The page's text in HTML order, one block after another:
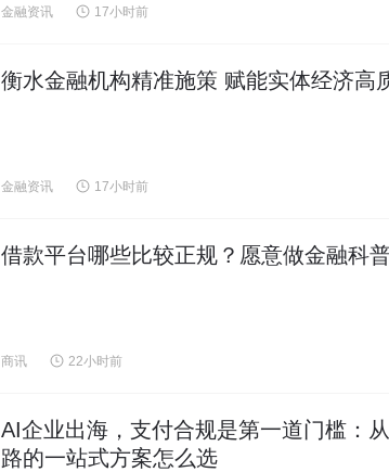
金融资讯 17小时前
衡水金融机构精准施策 赋能实体经济高
金融资讯 17小时前
借款平台哪些比较正规？愿意做金融科
商讯 22小时前
AI企业出海，支付合规是第一道门槛：
路的一站式方案怎么选